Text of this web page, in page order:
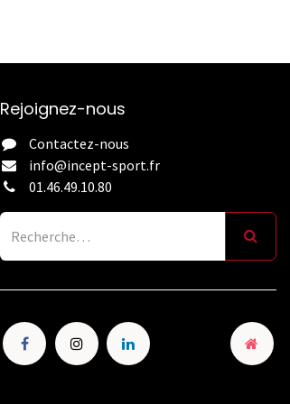
Rejoignez-nous
Contactez-nous
info@incept-sport.fr
01.46.49.10.80